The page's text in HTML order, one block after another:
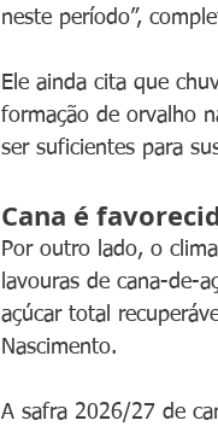
neste período”,
Ele ainda cita que
formação de orvalho
ser suficientes para
Cana é
Por outro lado, o
lavouras de cana-de-
açúcar total
Nascimento.
A safra 2026/27 de